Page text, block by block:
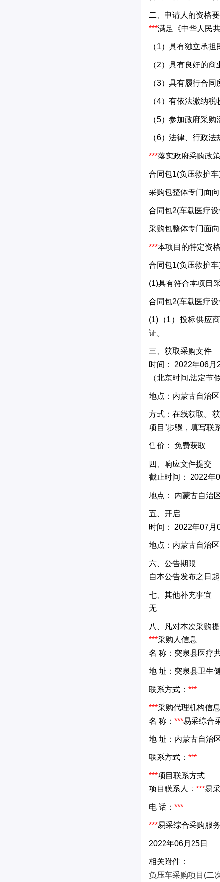
二、申请人的资格
***满足《中华人民
（1）具有独立承
（2）具有良好的
（3）具有履行合
（4）有依法缴纳
（5）参加政府采
（6）法律、行政
***落实政府采购政
合同包1(负压救护
采购包整体专门面
合同包2(车载医疗
采购包整体专门面
***本项目的特定资
合同包1(负压救护
(1)具有符合本项目
合同包2(车载医疗
(1)（1）投标供应
证。
三、获取采购文件
时间： 2022年06月
（北京时间,法定节
地点：内蒙古自治
方式：在线获取。
项目”步骤，填写联
售价： 免费获取
四、响应文件提交
截止时间： 2022年
地点： 内蒙古自治
五、开启
时间： 2022年07月
地点：内蒙古自治区
六、公告期限
自本公告发布之日
七、其他补充事宜
无
八、凡对本次采购
***采购人信息
名 称：突泉县医疗
地 址：突泉县卫生
联系方式： ***
***采购代理机构信息
名 称： ***易采综合
地 址：内蒙古自治
联系方式： ***
***项目联系方式
项目联系人： ***易
电 话： ***
***易采综合采购服
2022年06月25日
相关附件：
负压车采购项目(二